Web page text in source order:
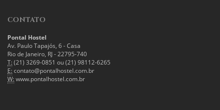
CONTATO
Pontal Hostel
Av. Paulo Tapajós, 6 - Casa
Rio de Janeiro, RJ - 22795-740
T:(21) 3269-0851 ou (21) 98112-6265
E:contato@pontalhostel.com.br
W:www.pontalhostel.com.br